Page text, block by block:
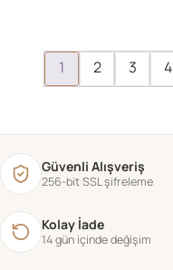
1 2 3 4
Güvenli Alışveriş
256-bit SSL şifreleme
Kolay İade
14 gün içinde değişim